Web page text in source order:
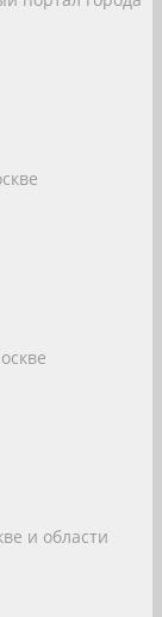
и области